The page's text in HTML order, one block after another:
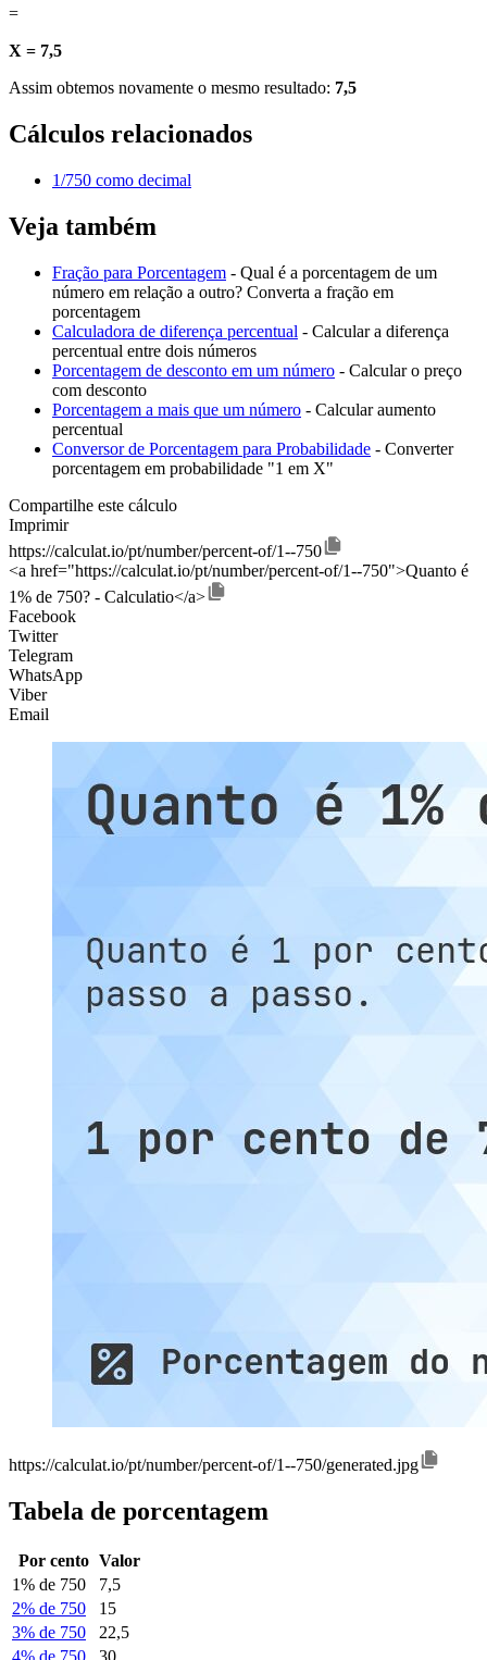
=
X = 7,5
Assim obtemos novamente o mesmo resultado: 7,5
Cálculos relacionados
1/750 como decimal
Veja também
Fração para Porcentagem - Qual é a porcentagem de um
número em relação a outro? Converta a fração em
porcentagem
Calculadora de diferença percentual - Calcular a diferença
percentual entre dois números
Porcentagem de desconto em um número - Calcular o preço
com desconto
Porcentagem a mais que um número - Calcular aumento
percentual
Conversor de Porcentagem para Probabilidade - Converter
porcentagem em probabilidade "1 em X"
Compartilhe este cálculo
Imprimir
https://calculat.io/pt/number/percent-of/1--750
<a href="https://calculat.io/pt/number/percent-of/1--750">Quanto é
1% de 750? - Calculatio</a>
Facebook
Twitter
Telegram
WhatsApp
Viber
Email
https://calculat.io/pt/number/percent-of/1--750/generated.jpg
Tabela de porcentagem
Por cento Valor
1% de 750
7,5
2% de 750
15
3% de 750
22,5
4% de 750
30